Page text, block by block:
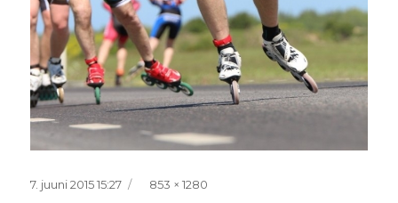
Postitatud
7. juuni 2015 15:27 Täissuurus
853 × 1280